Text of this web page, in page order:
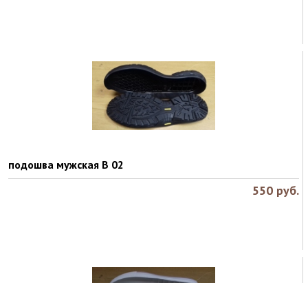
подошва мужская B 02
550 руб.